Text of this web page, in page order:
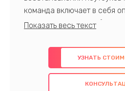
команда включает в себя
профессионалов с
предлагаем быстрый и
использованием
также гарантируем
проведенных работ. Наша
УЗНАТЬ